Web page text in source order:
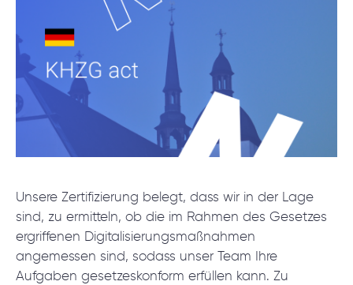
Unsere Zertifizierung belegt, dass wir in der Lage
sind, zu ermitteln, ob die im Rahmen des Gesetzes
ergriffenen Digitalisierungsmaßnahmen
angemessen sind, sodass unser Team Ihre
Aufgaben gesetzeskonform erfüllen kann. Zu
/ Blog Nachrichten
+49 721 957 3177